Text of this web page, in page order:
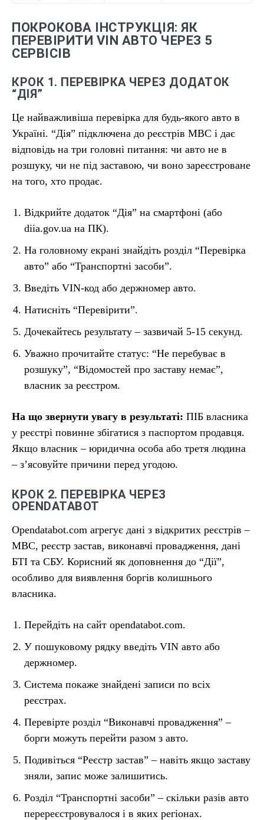
ПОКРОКОВА ІНСТРУКЦІЯ: ЯК
ПЕРЕВІРИТИ VIN АВТО ЧЕРЕЗ 5
СЕРВІСІВ
КРОК 1. ПЕРЕВІРКА ЧЕРЕЗ ДОДАТОК
“ДІЯ”
Це найважливіша перевірка для будь-якого авто в
Україні. “Дія” підключена до реєстрів МВС і дає
відповідь на три головні питання: чи авто не в
розшуку, чи не під заставою, чи воно зареєстроване
на того, хто продає.
Відкрийте додаток “Дія” на смартфоні (або
diia.gov.ua на ПК).
На головному екрані знайдіть розділ “Перевірка
авто” або “Транспортні засоби”.
Введіть VIN-код або держномер авто.
Натисніть “Перевірити”.
Дочекайтесь результату – зазвичай 5-15 секунд.
Уважно прочитайте статус: “Не перебуває в
розшуку”, “Відомостей про заставу немає”,
власник за реєстром.
На що звернути увагу в результаті: ПІБ власника
у реєстрі повинне збігатися з паспортом продавця.
Якщо власник – юридична особа або третя людина
– з’ясовуйте причини перед угодою.
КРОК 2. ПЕРЕВІРКА ЧЕРЕЗ
OPENDATABOT
Opendatabot.com агрегує дані з відкритих реєстрів –
МВС, реєстр застав, виконавчі провадження, дані
БТІ та СБУ. Корисний як доповнення до “Дії”,
особливо для виявлення боргів колишнього
власника.
Перейдіть на сайт opendatabot.com.
У пошуковому рядку введіть VIN авто або
держномер.
Система покаже знайдені записи по всіх
реєстрах.
Перевірте розділ “Виконавчі провадження” –
борги можуть перейти разом з авто.
Подивіться “Реєстр застав” – навіть якщо заставу
зняли, запис може залишитись.
Розділ “Транспортні засоби” – скільки разів авто
перереєстровувалося і в яких регіонах.